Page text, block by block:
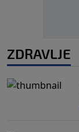
ZDRAVLJE